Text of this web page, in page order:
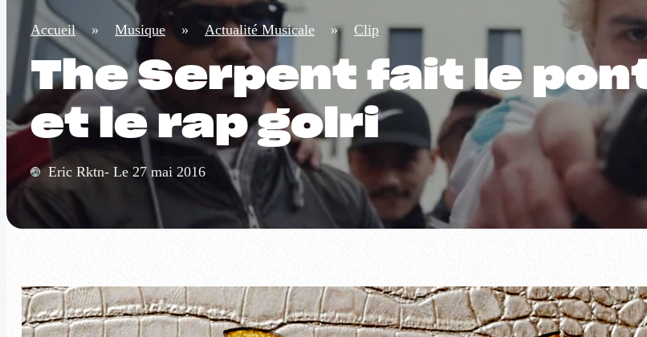
Accueil » Musique » Actualité Musicale » Clip
The Serpent fait le
et le rap golri
Eric Rktn- Le 27 mai 2016